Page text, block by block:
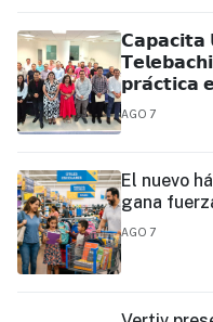
𝗽𝗿𝗮́𝗰𝘁𝗶𝗰𝗮
AGO 7
El nuevo
gana
AGO 7